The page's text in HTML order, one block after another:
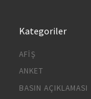
Kategoriler
AFIŞ
ANKET
BASIN AÇIKLAMASI